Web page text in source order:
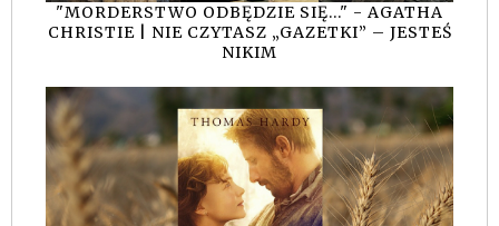
"MORDERSTWO ODBĘDZIE SIĘ..." - AGATHA
CHRISTIE | NIE CZYTASZ „GAZETKI” – JESTEŚ
NIKIM